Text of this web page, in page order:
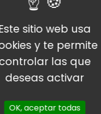
8 MP (ultra gran
2 megapíxeles
Tamaño de
vídeo
sitio web usa
y te permite
las que
deseas activar
OK, aceptar todas